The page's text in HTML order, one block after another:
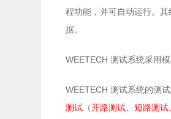
程功能，并可自动运行。其
据。
WEETECH测试系统采用
WEETECH测试系统的测
测试 （开路测试 、短路测试